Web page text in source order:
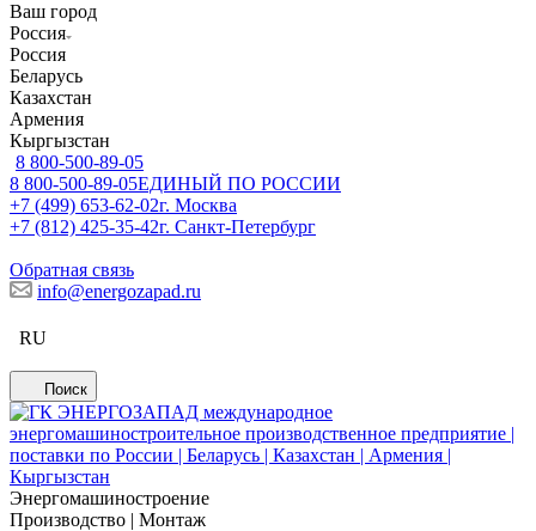
Ваш город
Россия
Россия
Беларусь
Казахстан
Армения
Кыргызстан
8 800-500-89-05
8 800-500-89-05ЕДИНЫЙ ПО РОССИИ
+7 (499) 653-62-02г. Москва
+7 (812) 425-35-42г. Санкт-Петербург
Обратная связь
info@energozapad.ru
RU
Поиск
Энергомашиностроение
Производство | Монтаж